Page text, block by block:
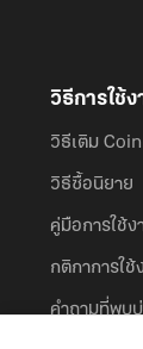
วิธีการใช้ง
วิธีเติม
วิธีซื้อนิยาย
คู่มือการใช้ง
กติกาการใช้
คำถามที่พบ